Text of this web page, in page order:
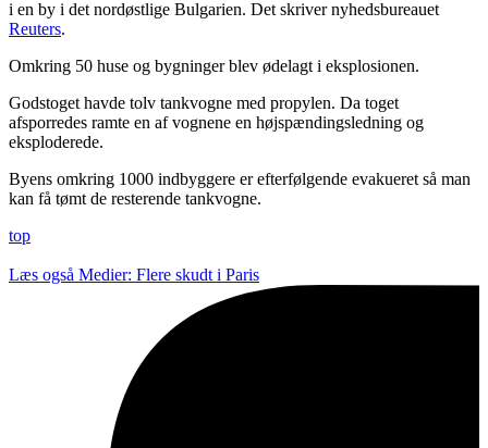
i en by i det nordøstlige Bulgarien. Det skriver nyhedsbureauet
Reuters.
Omkring 50 huse og bygninger blev ødelagt i eksplosionen.
Godstoget havde tolv tankvogne med propylen. Da toget
afsporredes ramte en af vognene en højspændingsledning og
eksploderede.
Byens omkring 1000 indbyggere er efterfølgende evakueret så man
kan få tømt de resterende tankvogne.
top
Læs også Medier: Flere skudt i Paris